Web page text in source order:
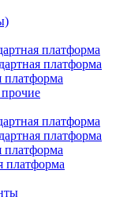
платформа
платформа
платформа
платформа
платформа
платформа
платформа